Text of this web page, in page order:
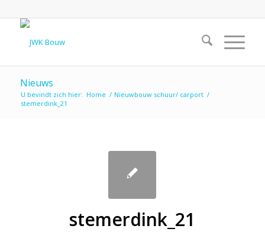
Nieuws
U bevindt zich hier: Home / Nieuwbouw schuur/ carport /
stemerdink_21
stemerdink_21